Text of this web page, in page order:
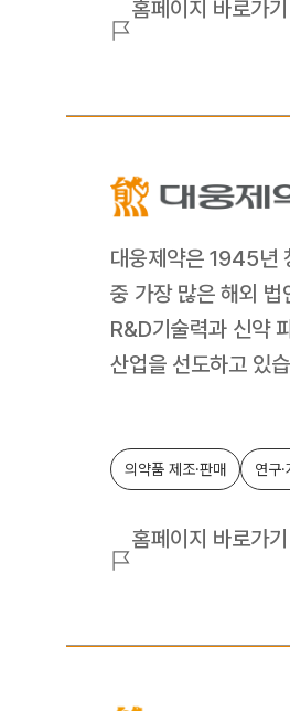
홈페이지 바로가기
대웅제약은 1945년
중 가장 많은 해외 법
R&D기술력과 신약
산업을 선도하고 있
의약품 제조·판매 연구
홈페이지 바로가기